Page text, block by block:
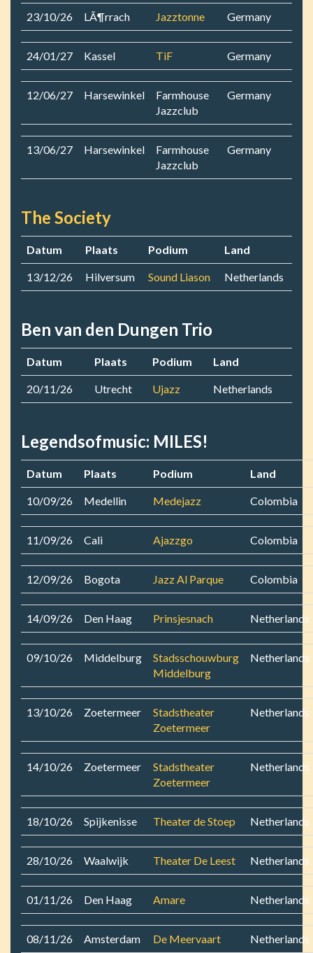
23/10/26 LÃ¶rrach Jazztonne Germany
24/01/27 Kassel TiF Germany
12/06/27 Harsewinkel
Farmhouse
Jazzclub
Germany
13/06/27 Harsewinkel
Farmhouse
Jazzclub
Germany
The Society
Datum Plaats Podium Land
13/12/26 Hilversum Sound Liason Netherlands
Ben van den Dungen Trio
Datum Plaats Podium Land
20/11/26 Utrecht Ujazz Netherlands
Legendsofmusic: MILES!
Datum Plaats Podium Land
10/09/26 Medellin Medejazz Colombia
11/09/26 Cali Ajazzgo Colombia
12/09/26 Bogota Jazz Al Parque Colombia
14/09/26 Den Haag Prinsjesnach Netherlands
09/10/26 Middelburg
Stadsschouwburg
Middelburg
Netherlands
13/10/26 Zoetermeer
Stadstheater
Zoetermeer
Netherlands
14/10/26 Zoetermeer
Stadstheater
Zoetermeer
Netherlands
18/10/26 Spijkenisse Theater de Stoep Netherlands
28/10/26 Waalwijk Theater De Leest Netherlands
01/11/26 Den Haag Amare Netherlands
08/11/26 Amsterdam De Meervaart Netherlands